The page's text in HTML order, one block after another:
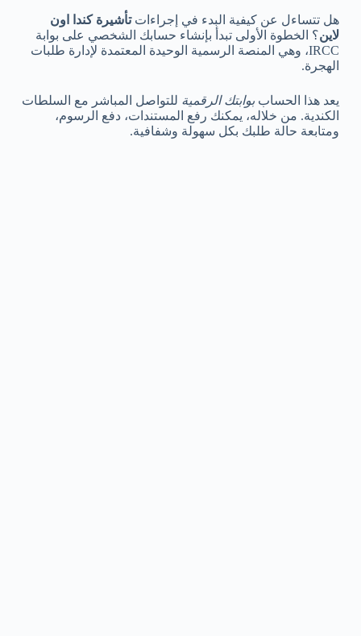
هل تتساءل عن كيفية البدء في إجراءاتتأشيرة كندا اون
لاين؟ الخطوة الأولى تبدأ بإنشاء حسابك الشخصي على بوابة
IRCC، وهي المنصة الرسمية الوحيدة المعتمدة لإدارة طلبات
الهجرة.
يعد هذا الحساب بوابتك الرقمية للتواصل المباشر مع السلطات
الكندية. من خلاله، يمكنك رفع المستندات، دفع الرسوم،
ومتابعة حالة طلبك بكل سهولة وشفافية.